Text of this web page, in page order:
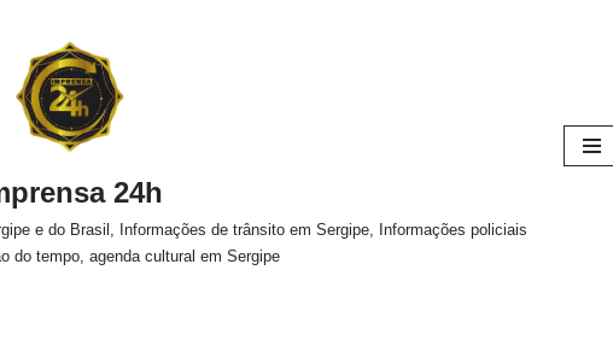
24h
e do Brasil, Informações de trânsito em Sergipe, Informações policiais
do tempo, agenda cultural em Sergipe